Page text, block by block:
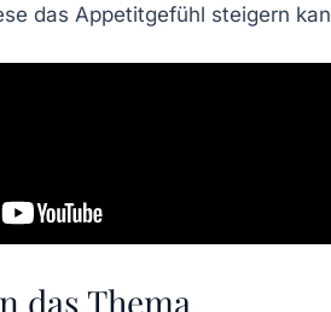
das Appetitgefühl steigern
das Thema